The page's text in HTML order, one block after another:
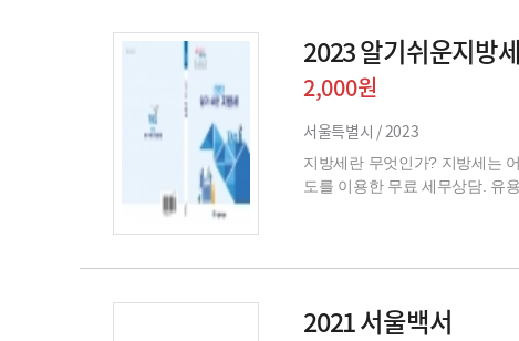
2023 알기쉬운지방세
2,000원
서울특별시 /2023
지방세란 무엇인가? 지방세는
도를 이용한 무료 세무상담. 유
2021 서울백서